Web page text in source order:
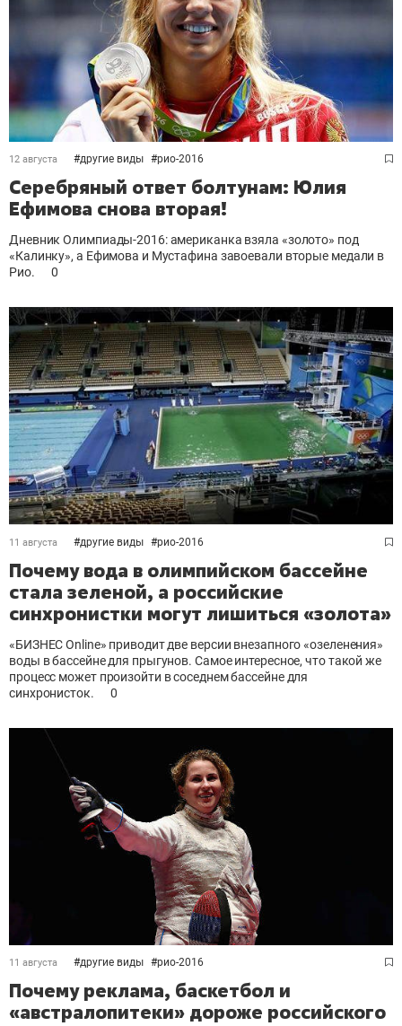
12 августа #другие виды #рио-2016
Серебряный ответ болтунам: Юлия
Ефимова снова вторая!
Дневник Олимпиады-2016: американка взяла «золото» под
«Калинку», а Ефимова и Мустафина завоевали вторые медали в
Рио.
0
11 августа #другие виды #рио-2016
Почему вода в олимпийском бассейне
стала зеленой, а российские
синхронистки могут лишиться «золота»
«БИЗНЕС Online» приводит две версии внезапного «озеленения»
воды в бассейне для прыгунов. Самое интересное, что такой же
процесс может произойти в соседнем бассейне для
синхронисток.
0
11 августа #другие виды #рио-2016
Почему реклама, баскетбол и
«австралопитеки» дороже российского